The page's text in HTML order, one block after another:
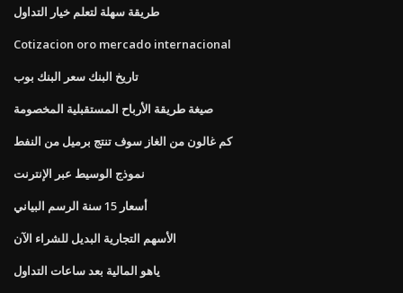
طريقة سهلة لتعلم خيار التداول
Cotizacion oro mercado internacional
تاريخ البنك سعر البنك بوب
صيغة طريقة الأرباح المستقبلية المخصومة
كم غالون من الغاز سوف تنتج برميل من النفط
نموذج الوسيط عبر الإنترنت
أسعار 15 سنة الرسم البياني
الأسهم التجارية البديل للشراء الآن
ياهو المالية بعد ساعات التداول